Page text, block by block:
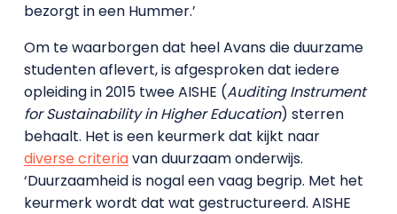
bezorgt in een Hummer.’
Om te waarborgen dat heel Avans die duurzame
studenten aflevert, is afgesproken dat iedere
opleiding in 2015 twee AISHE (Auditing Instrument
for Sustainability in Higher Education) sterren
behaalt. Het is een keurmerk dat kijkt naar
diverse criteriavan duurzaam onderwijs.
‘Duurzaamheid is nogal een vaag begrip. Met het
keurmerk wordt dat wat gestructureerd. AISHE